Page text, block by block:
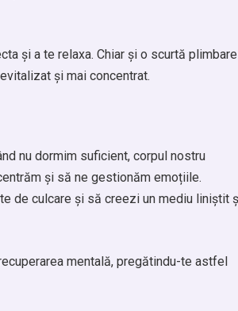
și a te relaxa. Chiar și o scurtă plimbare
și mai concentrat.
nu dormim suficient, corpul nostru
și să ne gestionăm emoțiile.
de culcare și să creezi un mediu liniștit
mentală, pregătindu-te astfel